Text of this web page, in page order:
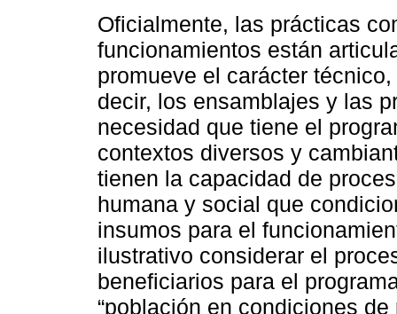
Oficialmente, las prácticas
funcionamientos están
promueve el carácter
decir, los ensamblajes y las
necesidad que tiene el
contextos diversos y
tienen la capacidad de
humana y social que
insumos para el
ilustrativo considerar el
beneficiarios para el
“población en condiciones